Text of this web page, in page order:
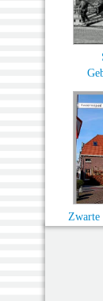
Zwarte